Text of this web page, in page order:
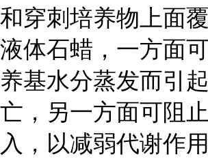
和穿刺培养物上面
液体石蜡，一方面
养基水分蒸发而引
亡，另一方面可阻
入，以减弱代谢作用